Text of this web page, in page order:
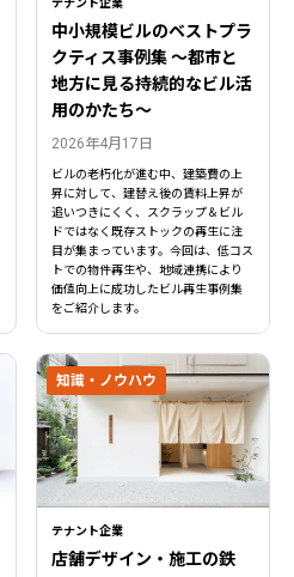
テナント企業
中小規模ビルのベストプラ
クティス事例集 ～都市と
地方に見る持続的なビル活
用のかたち～
2026年4月17日
ビルの老朽化が進む中、建築費の上
昇に対して、建替え後の賃料上昇が
追いつきにくく、スクラップ＆ビル
ドではなく既存ストックの再生に注
目が集まっています。今回は、低コス
トでの物件再生や、地域連携により
価値向上に成功したビル再生事例集
をご紹介します。
テナント企業
店舗デザイン・施工の鉄
知識・ノウハウ